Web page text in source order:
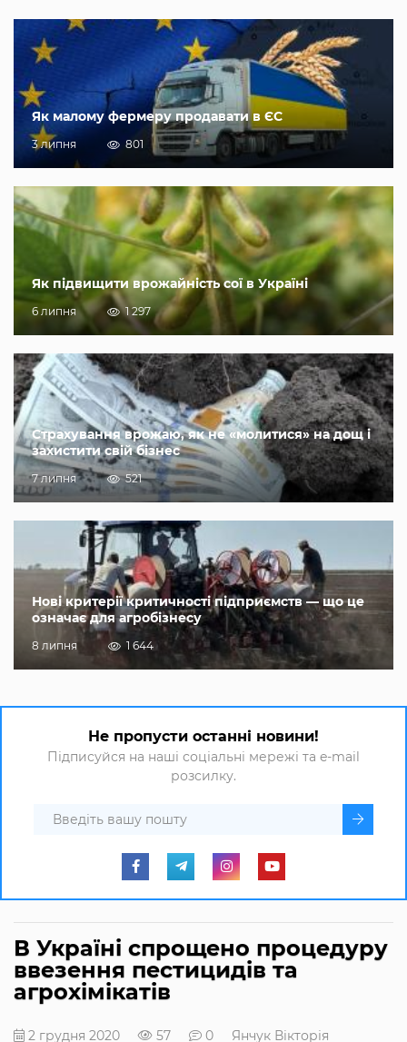
Як малому фермеру продавати в ЄС
3 липня 801
Як підвищити врожайність сої в Україні
6 липня 1 297
Страхування врожаю, як не «молитися» на дощ і
захистити свій бізнес
7 липня 521
Нові критерії критичності підприємств — що це
означає для агробізнесу
8 липня 1 644
Не пропусти останні новини!
Підписуйся на наші соціальні мережі та e-mail
розсилку.
В Україні спрощено процедуру
ввезення пестицидів та
агрохімікатів
2 грудня 2020 57 0 Янчук Вікторія